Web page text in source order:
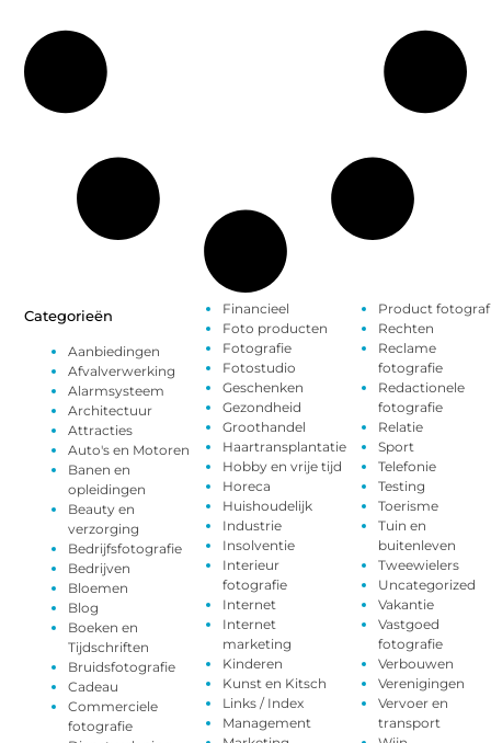
Categorieën
Aanbiedingen
Afvalverwerking
Alarmsysteem
Architectuur
Attracties
Auto's en Motoren
Banen en
opleidingen
Beauty en
verzorging
Bedrijfsfotografie
Bedrijven
Bloemen
Blog
Boeken en
Tijdschriften
Bruidsfotografie
Cadeau
Commerciele
fotografie
Financieel
Foto producten
Fotografie
Fotostudio
Geschenken
Gezondheid
Groothandel
Haartransplantatie
Hobby en vrije tijd
Horeca
Huishoudelijk
Industrie
Insolventie
Interieur
fotografie
Internet
Internet
marketing
Kinderen
Kunst en Kitsch
Links / Index
Management
Product
Rechten
Reclame
fotografie
Redactionele
fotografie
Relatie
Sport
Telefonie
Testing
Toerisme
Tuin en
buitenleven
Tweewielers
Uncategorized
Vakantie
Vastgoed
fotografie
Verbouwen
Verenigingen
Vervoer en
transport